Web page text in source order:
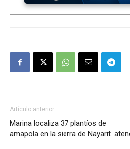
Artículo anterior
Marina localiza 37 plantíos de
amapola en la sierra de Nayarit